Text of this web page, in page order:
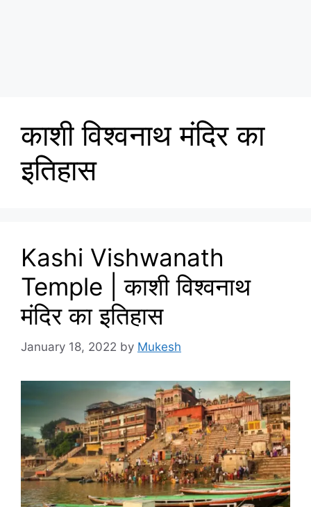
काशी विश्वनाथ मंदिर का
इतिहास
Kashi Vishwanath
Temple | काशी विश्वनाथ
मंदिर का इतिहास
January 18, 2022 by Mukesh